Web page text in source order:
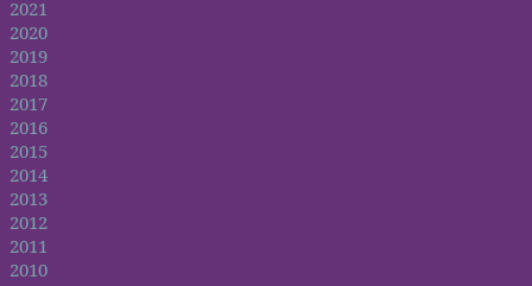
2021
2020
2019
2018
2017
2016
2015
2014
2013
2012
2011
2010